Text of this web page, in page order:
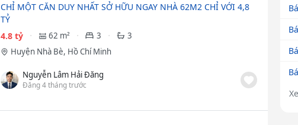
CHỈ MỘT CĂN DUY NHẤT SỞ HỮU NGAY NHÀ 62M2 CHỈ VỚI 4,8
TỶ
4.8 tỷ
62 m² 3
3
Huyện Nhà Bè, Hồ Chí Minh
Nguyễn Lâm Hải Đăng
Đăng 4 tháng trước